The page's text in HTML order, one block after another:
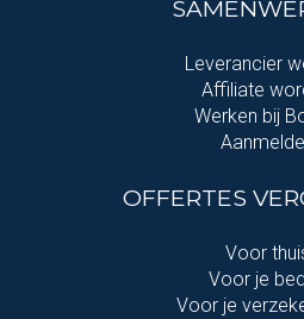
Leverancier
Affiliate
Werken bij
OFFERTES
Voor
Voor je
Voor je